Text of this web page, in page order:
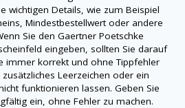
wichtigen Details, wie zum Beispiel
Mindestbestellwert oder andere
Sie den Gaertner Poetschke
eingeben, sollten Sie darauf
immer korrekt und ohne Tippfehler
Leerzeichen oder ein
funktionieren lassen. Geben Sie
ein, ohne Fehler zu machen.